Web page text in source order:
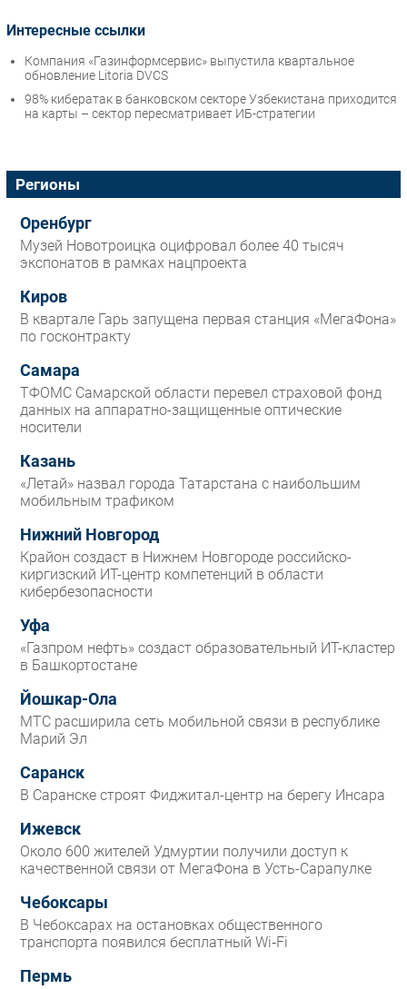
Интересные ссылки
Компания «Газинформсервис» выпустила квартальное
обновление Litoria DVCS
98% кибератак в банковском секторе Узбекистана приходится
на карты – сектор пересматривает ИБ-стратегии
Регионы
Оренбург
Музей Новотроицка оцифровал более 40 тысяч
экспонатов в рамках нацпроекта
Киров
В квартале Гарь запущена первая станция «МегаФона»
по госконтракту
Самара
ТФОМС Самарской области перевел страховой фонд
данных на аппаратно-защищенные оптические
носители
Казань
«Летай» назвал города Татарстана с наибольшим
мобильным трафиком
Нижний Новгород
Крайон создаст в Нижнем Новгороде российско-
киргизский ИТ-центр компетенций в области
кибербезопасности
Уфа
«Газпром нефть» создаст образовательный ИТ-кластер
в Башкортостане
Йошкар-Ола
МТС расширила сеть мобильной связи в республике
Марий Эл
Саранск
В Саранске строят Фиджитал-центр на берегу Инсара
Ижевск
Около 600 жителей Удмуртии получили доступ к
качественной связи от МегаФона в Усть-Сарапулке
Чебоксары
В Чебоксарах на остановках общественного
транспорта появился бесплатный Wi‑Fi
Пермь